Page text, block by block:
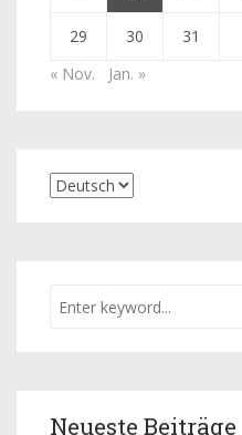
29 30
31
« Nov.
Jan. »
Neueste Beiträge